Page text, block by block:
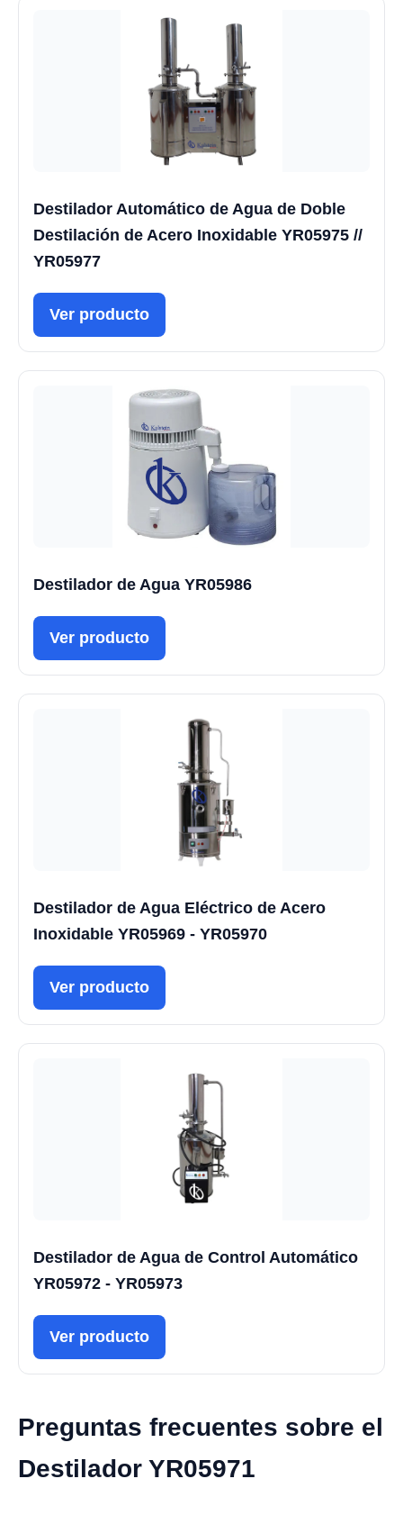
Destilador Automático de Agua de Doble
Destilación de Acero Inoxidable YR05975 //
YR05977
Ver producto
Destilador de Agua YR05986
Ver producto
Destilador de Agua Eléctrico de Acero
Inoxidable YR05969 - YR05970
Ver producto
Destilador de Agua de Control Automático
YR05972 - YR05973
Ver producto
Preguntas frecuentes sobre el
Destilador YR05971